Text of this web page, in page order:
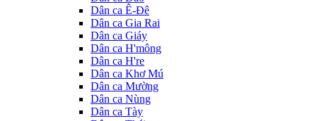
Dân ca Ê-Đê
Dân ca Gia Rai
Dân ca Giáy
Dân ca H'mông
Dân ca H're
Dân ca Khơ Mú
Dân ca Mường
Dân ca Nùng
Dân ca Tày